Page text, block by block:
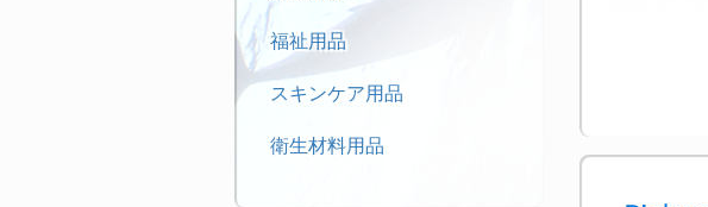
福祉用品
スキンケア用品
衛生材料用品